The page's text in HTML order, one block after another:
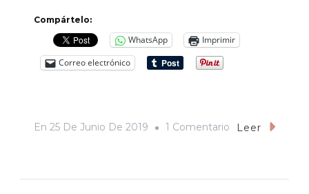
Compártelo:
WhatsApp
Imprimir
Correo electrónico
En 25 De Junio De 2019 1 Comentario EnLeer